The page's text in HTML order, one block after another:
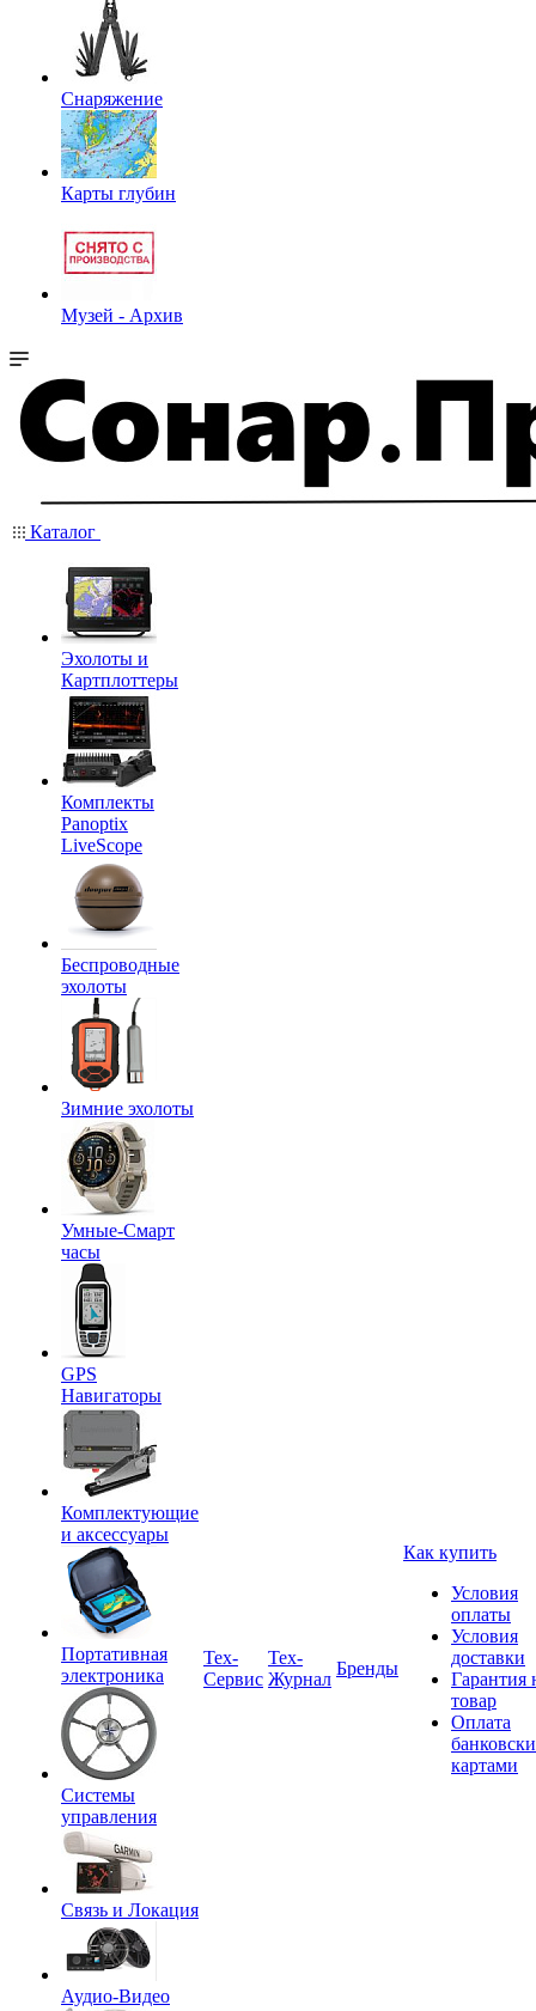
Снаряжение
Карты глубин
Музей - Архив
Каталог
Эхолоты и
Картплоттеры
Комплекты
Panoptix
LiveScope
Беспроводные
эхолоты
Зимние эхолоты
Умные-Смарт
часы
GPS
Навигаторы
Комплектующие
и аксессуары
Портативная
электроника
Системы
управления
Связь и Локация
Аудио-Видео
Tex-
Сервис
Тех-
Журнал
Бренды
Как купить
Условия
оплаты
Условия
доставки
Гарантия
товар
Оплата
картами